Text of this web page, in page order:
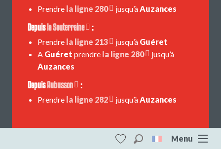
Menu
Prendre la ligne 280 jusqu’àAuzances
Depuisla Souterraine :
Prendre la ligne 213 jusqu’à Guéret
A Guéret prendre la ligne 280
jusqu’à
Auzances
DepuisAubusson :
Prendre la ligne 282 jusqu’àAuzances